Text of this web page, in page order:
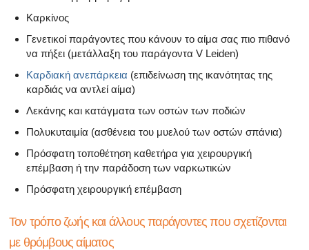
Καρκίνος
Γενετικοί παράγοντες που κάνουν το αίμα σας πιο πιθανό
να πήξει (μετάλλαξη του παράγοντα V Leiden)
Καρδιακή ανεπάρκεια (επιδείνωση της ικανότητας της
καρδιάς να αντλεί αίμα)
Λεκάνης και κατάγματα των οστών των ποδιών
Πολυκυταιμία (ασθένεια του μυελού των οστών σπάνια)
Πρόσφατη τοποθέτηση καθετήρα για χειρουργική
επέμβαση ή την παράδοση των ναρκωτικών
Πρόσφατη χειρουργική επέμβαση
Τον τρόπο ζωής και άλλους παράγοντες που σχετίζονται
με θρόμβους αίματος